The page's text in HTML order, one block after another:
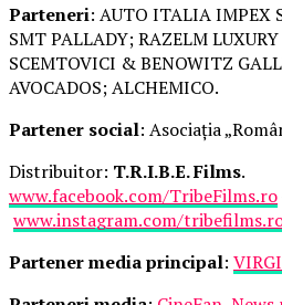
Parteneri: AUTO ITALIA IMPEX
SMT PALLADY; RAZELM
SCEMTOVICI & BENOWITZ
AVOCADOS; ALCHEMICO.
Partener social: Asociația
Distribuitor: T.R.I.B.E. Films.
www.facebook.com/TribeFilms.ro
www.instagram.com/
Partener media principal: